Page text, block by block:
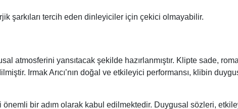
şarkıları tercih eden dinleyiciler için çekici olmayabilir.
atmosferini yansıtacak şekilde hazırlanmıştır. Klipte sade,
Irmak Arıcı’nın doğal ve etkileyici performansı, klibin
önemli bir adım olarak kabul edilmektedir. Duygusal sözleri,